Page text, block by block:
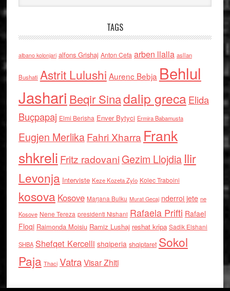
TAGS
albano kolonjari alfons Grishaj Anton Cefa arben llalla asllan
Bushati Astrit Lulushi Aurenc Bebja Behlul
Jashari Beqir Sinadalip grecaElida
Buçpapaj Elmi Berisha Enver Bytyci Ermira Babamusta
Eugjen MerlikaFahri Xharra Frank
shkreli Fritz radovaniGezim Llojdia Ilir
Levonja Interviste Keze Kozeta Zylo Kolec Traboini
kosova Kosove Marjana Bulku Murat Gecaj nderroi jete ne
Kosove Nene Tereza presidenti Nishani Rafaela Prifti Rafael
Floqi Raimonda Moisiu Ramiz Lushaj reshat kripa Sadik Elshani
SHBA Shefqet Kercelli shqiperia shqiptaret Sokol
Paja Thaci VatraVisar Zhiti